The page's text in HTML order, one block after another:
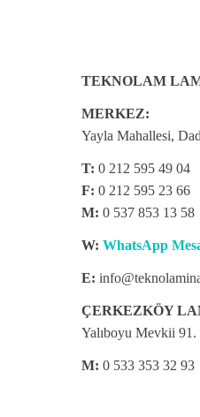
TEKNOLAM
MERKEZ:
Yayla Mahallesi,
T: 0 212 595 49 04
F: 0 212 595 23 66
M: 0 537 853 13 58
W: WhatsApp
E:
ÇERKEZKÖY
Yalıboyu Mevkii
M: 0 533 353 32 93